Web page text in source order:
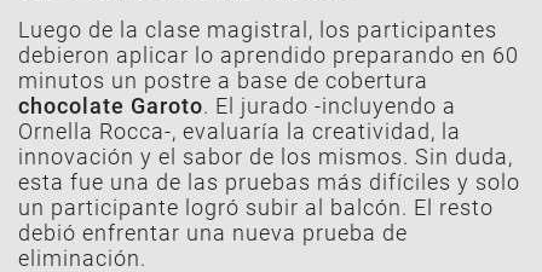
Luego de la clase magistral, los participantes
debieron aplicar lo aprendido preparando en 60
minutos un postre a base de cobertura
chocolate Garoto. El jurado -incluyendo a
Ornella Rocca-, evaluaría la creatividad, la
innovación y el sabor de los mismos. Sin duda,
esta fue una de las pruebas más difíciles y solo
un participante logró subir al balcón. El resto
debió enfrentar una nueva prueba de
eliminación.